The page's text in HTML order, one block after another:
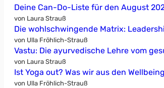
Deine Can-Do-Liste für den August
von Laura Strauß
Die wohlschwingende Matrix:
von Ulla Fröhlich-Strauß
Vastu: Die ayurvedische Lehre vom
von Laura Strauß
Ist Yoga out? Was wir aus den
von Ulla Fröhlich-Strauß